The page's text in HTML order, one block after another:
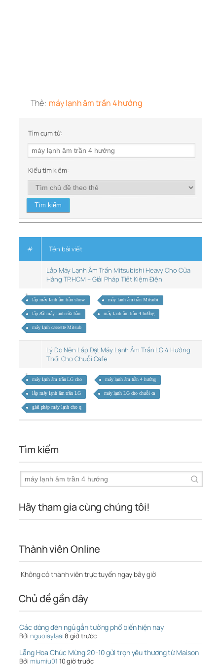
Thẻ: máy lạnh âm trần 4 hướng
Tìm cụm từ:
Kiểu tìm kiếm:
# Tên bài viết
Lắp Máy Lạnh Âm Trần Mitsubishi Heavy Cho Cửa
Hàng TP.HCM – Giải Pháp Tiết Kiệm Điện
lắp máy lạnh âm trần show máy lạnh âm trần Mitsubi
lắp đặt máy lạnh cửa hàn máy lạnh âm trần 4 hướng
máy lạnh cassette Mitsub
Lý Do Nên Lắp Đặt Máy Lạnh Âm Trần LG 4 Hướng
Thổi Cho Chuỗi Cafe
máy lạnh âm trần LG cho máy lạnh âm trần 4 hướng
lắp máy lạnh âm trần LG máy lạnh LG cho chuỗi ca
giải pháp máy lạnh cho q
Tìm kiếm
Hãy tham gia cùng chúng tôi!
Thành viên Online
Không có thành viên trực tuyến ngay bây giờ
Chủ đề gần đây
Các dòng đèn ngủ gắn tường phổ biến hiện nay
Bởi nguoiaylaai8 giờ trước
Lẵng Hoa Chúc Mừng 20-10 gửi trọn yêu thương từ Maison
Bởi miumiu01 10 giờ trước